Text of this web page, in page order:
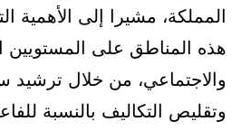
المملكة، مشيرا إلى الأهمية
هذه المناطق على المستويين
والاجتماعي، من خلال ترشيد
وتقليص التكاليف بالنسبة